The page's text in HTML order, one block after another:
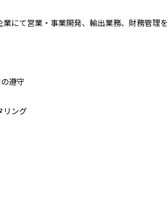
にて営業・事業開発、輸出業務、財務管理
遵守
リング